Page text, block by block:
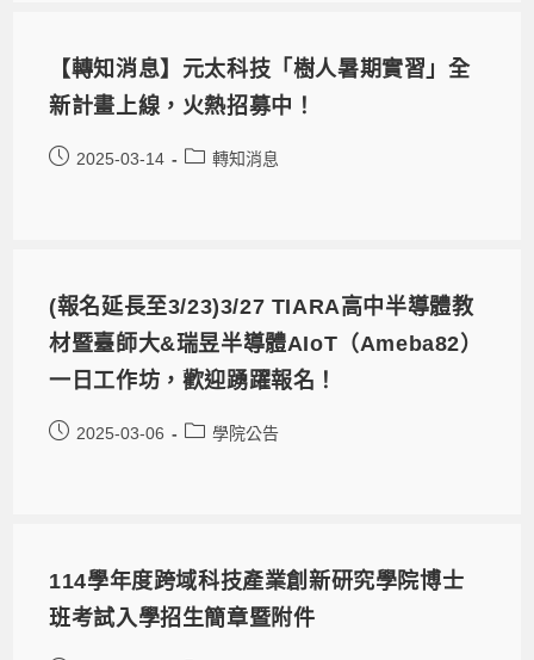
【轉知消息】元太科技「樹人暑期實習」全
新計畫上線，火熱招募中！
2025-03-14 轉知消息
(報名延長至3/23)3/27 TIARA高中半導體教
材暨臺師大&瑞昱半導體AIoT（Ameba82）
一日工作坊，歡迎踴躍報名！
2025-03-06 學院公告
114學年度跨域科技產業創新研究學院博士
班考試入學招生簡章暨附件